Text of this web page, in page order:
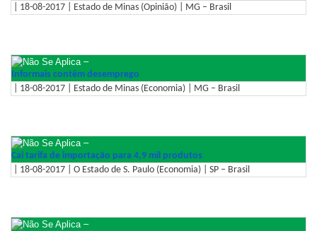
| 18-08-2017 | Estado de Minas (Opinião) | MG – Brasil
–
Informais contêm desemprego
| 18-08-2017 | Estado de Minas (Economia) | MG – Brasil
–
Cai tarifa de importação para 4,9 mil produtos
| 18-08-2017 | O Estado de S. Paulo (Economia) | SP – Brasil
–